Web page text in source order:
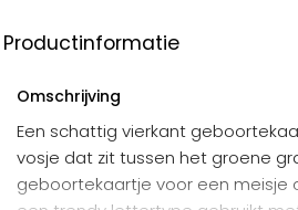
Productinformatie
Omschrijving
Een schattig vierkant
vosje dat zit tussen het groene
geboortekaartje voor een meisje